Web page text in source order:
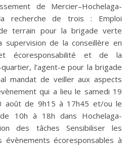
de Mercier–Hochelaga-
recherche de trois : Emploi
terrain pour la brigade verte
supervision de la conseillère en
écoresponsabilité et de la
l’agent-e pour la brigade
mandat de veiller aux aspects
qui a lieu le samedi 19
août de 9h15 à 17h45 et/ou le
10h à 18h dans Hochelaga-
des tâches Sensibiliser les
écoresponsables à